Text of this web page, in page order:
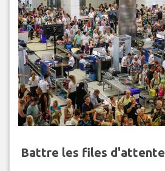
Battre les files d'attente